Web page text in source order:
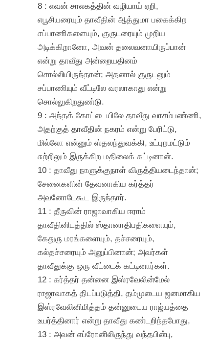
8 : எவன் சாலகத்தின் வழியாய் ஏறி,
எபூசியரையும் தாவீதின் ஆத்துமா பகைக்கிற
சப்பாணிகளையும், குருடரையும் முறிய
அடிக்கிறானோ, அவன் தலைவனாயிருப்பான்
என்று தாவீது அன்றையதினம்
சொல்லியிருந்தான்; அதனால் குருடனும்
சப்பாணியும் வீட்டிலே வரலாகாது என்று
சொல்லுகிறதுண்டு.
9 : அந்தக் கோட்டையிலே தாவீது வாசம்பண்ணி,
அதற்குத் தாவீதின் நகரம் என்று பேரிட்டு,
மில்லோ என்னும் ஸ்தலந்துவக்கி, உட்புறமட்டும்
சுற்றிலும் இருக்கிற மதிலைக் கட்டினான்.
10 : தாவீது நாளுக்குநாள் விருத்தியடைந்தான்;
சேனைகளின் தேவனாகிய கர்த்தர்
அவனோடேகூட இருந்தார்.
11 : தீருவின் ராஜாவாகிய ஈராம்
தாவீதினிடத்தில் ஸ்தானாதிபதிகளையும்,
கேதுரு மரங்களையும், தச்சரையும்,
கல்தச்சரையும் அனுப்பினான்; அவர்கள்
தாவீதுக்கு ஒரு வீட்டைக் கட்டினார்கள்.
12 : கர்த்தர் தன்னை இஸ்ரவேலின்மேல்
ராஜாவாகத் திடப்படுத்தி, தம்முடைய ஜனமாகிய
இஸ்ரவேலினிமித்தம் தன்னுடைய ராஜ்யத்தை
உயர்த்தினார் என்று தாவீது கண்டறிந்தபோது,
13 : அவன் எப்ரோனிலிருந்து வந்தபின்பு,